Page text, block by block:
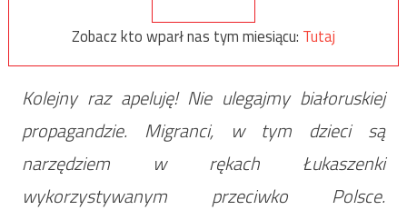
Zobacz kto wparł nas tym miesiącu: Tutaj
Kolejny raz apeluję! Nie ulegajmy białoruskiej
propagandzie. Migranci, w tym dzieci są
narzędziem w rękach Łukaszenki
wykorzystywanym przeciwko Polsce.